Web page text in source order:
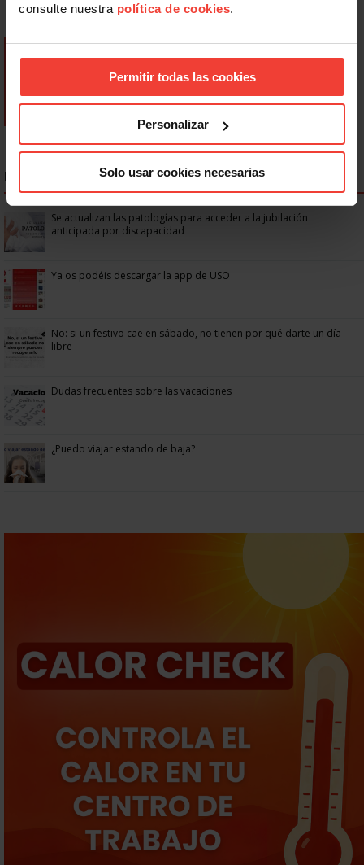
consulte nuestra política de cookies.
Permitir todas las cookies
Personalizar
Solo usar cookies necesarias
NOTICIAS MÁS LEÍDAS
Se actualizan las patologías para acceder a la jubilación
anticipada por discapacidad
Ya os podéis descargar la app de USO
No: si un festivo cae en sábado, no tienen por qué darte un día
libre
Dudas frecuentes sobre las vacaciones
¿Puedo viajar estando de baja?